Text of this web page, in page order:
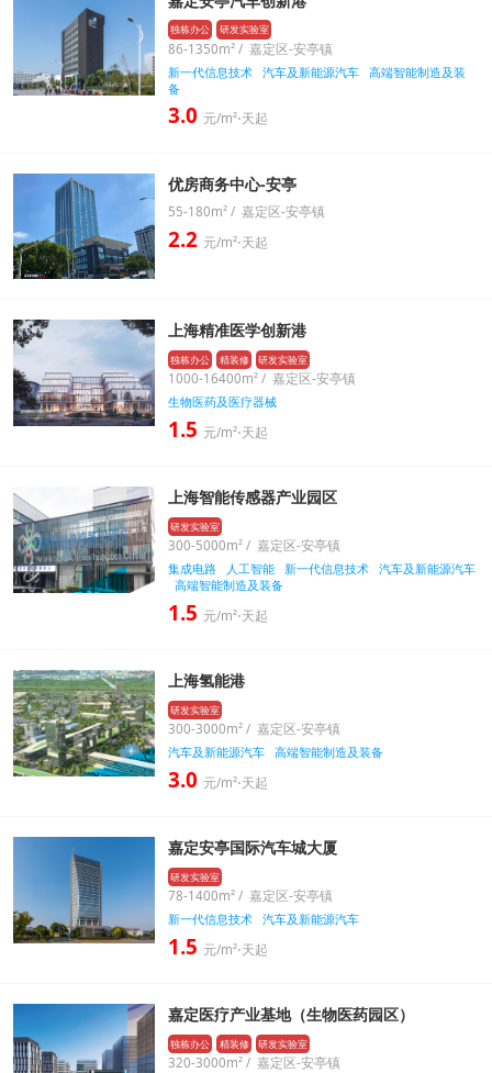
独栋办公 研发实验室
86-1350m² / 嘉定区-安亭镇
新一代信息技术
汽车及新能源汽车
高端智能制造及装
备
3.0 元/m²⋅天起
优房商务中心-安亭
55-180m² / 嘉定区-安亭镇
2.2 元/m²⋅天起
上海精准医学创新港
独栋办公 精装修 研发实验室
1000-16400m² / 嘉定区-安亭镇
生物医药及医疗器械
1.5 元/m²⋅天起
上海智能传感器产业园区
研发实验室
300-5000m² / 嘉定区-安亭镇
集成电路
人工智能 新一代信息技术
汽车及新能源汽车
高端智能制造及装备
1.5 元/m²⋅天起
上海氢能港
研发实验室
300-3000m² / 嘉定区-安亭镇
汽车及新能源汽车
高端智能制造及装备
3.0 元/m²⋅天起
嘉定安亭国际汽车城大厦
研发实验室
78-1400m² / 嘉定区-安亭镇
新一代信息技术
汽车及新能源汽车
1.5 元/m²⋅天起
嘉定医疗产业基地（生物医药园区）
独栋办公 精装修 研发实验室
320-3000m² / 嘉定区-安亭镇